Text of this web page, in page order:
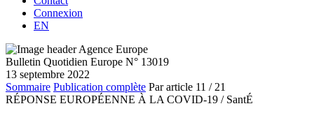
Connexion
EN
Bulletin Quotidien Europe N° 13019
13 septembre 2022
Sommaire Publication complète Par article 11 / 21
RÉPONSE EUROPÉENNE À LA COVID-19 / SantÉ